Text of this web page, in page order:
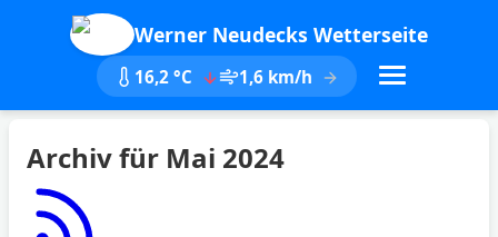
Werner Neudecks Wetterseite
16,2 °C 1,6 km/h
Archiv für Mai 2024